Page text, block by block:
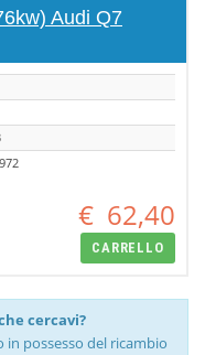
Audi Q7
€ 62,40
CARRELLO
cercavi?
in possesso del ricambio